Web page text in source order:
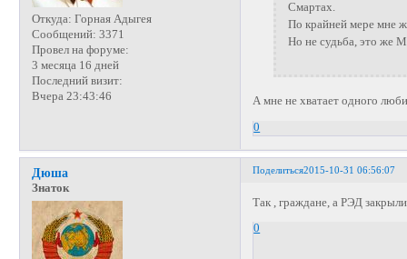
Откуда: Горная Адыгея
Сообщений: 3371
Провел на форуме:
3 месяца 16 дней
Последний визит:
Вчера 23:43:46
Смартах.
По крайней мере мне
Но не судьба, это же
А мне не хватает одного
0
Поделиться2015-10-31 06:56:07
Дюша
Знаток
Так , граждане, а РЭД
0